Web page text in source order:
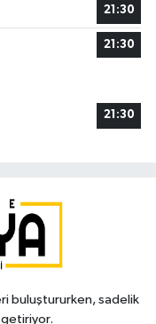
21:30
21:30
21:30
buluştururken, sadelik